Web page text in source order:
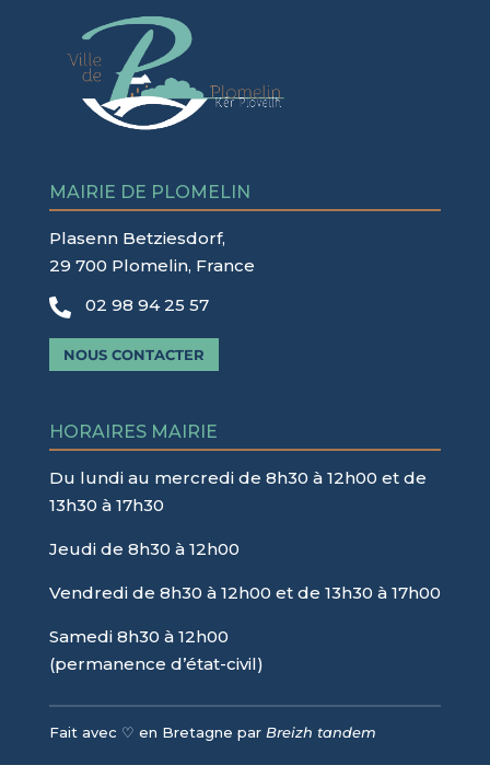
MAIRIE DE PLOMELIN
Plasenn Betziesdorf,
29 700 Plomelin, France
 02 98 94 25 57
NOUS CONTACTER
HORAIRES MAIRIE
Du lundi au mercredi de 8h30 à 12h00 et de
13h30 à 17h30
Jeudi de 8h30 à 12h00
Vendredi de 8h30 à 12h00 et de 13h30 à 17h00
Samedi 8h30 à 12h00
(permanence d’état-civil)
Fait avec ♡ en Bretagne par Breizh tandem